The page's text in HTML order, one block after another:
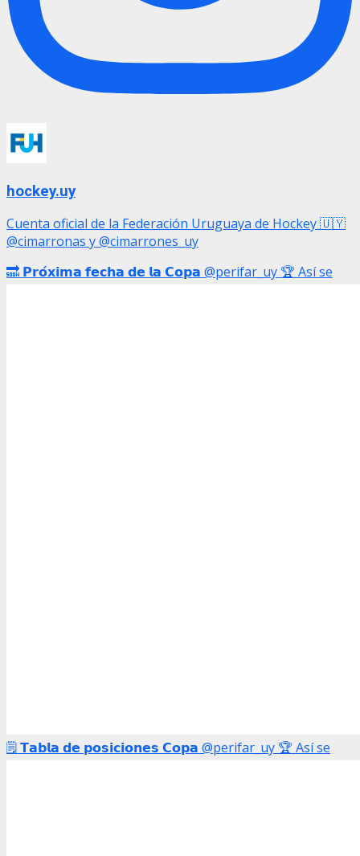
hockey.uy
Cuenta oficial de la Federación Uruguaya de Hockey 🇺🇾
@cimarronas y @cimarrones_uy
🔜 𝗣𝗿𝗼́𝘅𝗶𝗺𝗮 𝗳𝗲𝗰𝗵𝗮 𝗱𝗲 𝗹𝗮 𝗖𝗼𝗽𝗮 @perifar_uy 🏆 Así se
🗒️ 𝗧𝗮𝗯𝗹𝗮 𝗱𝗲 𝗽𝗼𝘀𝗶𝗰𝗶𝗼𝗻𝗲𝘀 𝗖𝗼𝗽𝗮 @perifar_uy 🏆 Así se